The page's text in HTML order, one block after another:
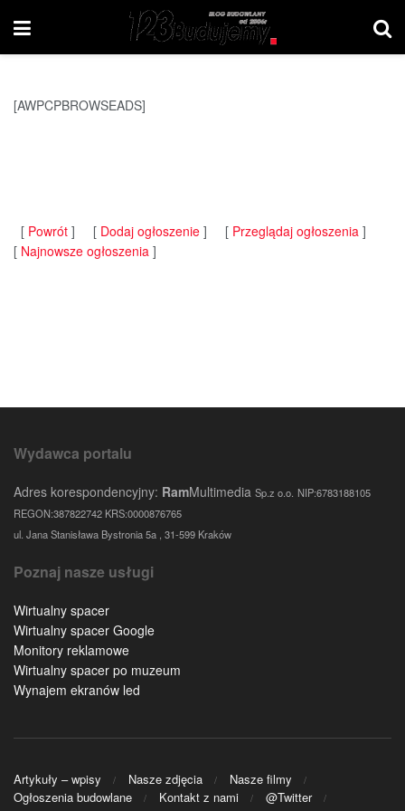
[AWPCPBROWSEADS]
[ Powrót ] [ Dodaj ogłoszenie ] [ Przeglądaj ogłoszenia ]
[ Najnowsze ogłoszenia ]
Wydawca portalu
Adres korespondencyjny: RamMultimedia Sp.z o.o. NIP:6783188105
REGON:387822742 KRS:0000876765
ul. Jana Stanisława Bystronia 5a , 31-599 Kraków
Poznaj nasze usługi
Wirtualny spacer
Wirtualny spacer Google
Monitory reklamowe
Wirtualny spacer po muzeum
Wynajem ekranów led
Artykuły – wpisy Nasze zdjęcia
Nasze filmy
Ogłoszenia budowlane
Kontakt z nami
@Twitter